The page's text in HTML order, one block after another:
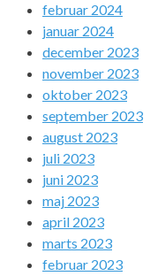
februar 2024
januar 2024
december 2023
november 2023
oktober 2023
september 2023
august 2023
juli 2023
juni 2023
maj 2023
april 2023
marts 2023
februar 2023